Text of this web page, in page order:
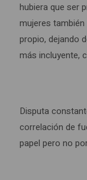
hubiera que ser
mujeres
propio, dejando
más incluyente,
Disputa
correlación de
papel pero no